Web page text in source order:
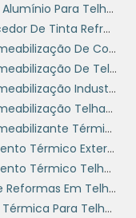
pode levar a
a formação de
do ar interno.
qualificada
seleção dos
eficiente, os
térmico são
na
na eficiência
Foil De Alumínio Para Telhado Preço
Fornecedor De Tinta Refratária
Impermeabilização De Coberturas
Impermeabilização De Telhado Com Manta
Impermeabilização Industrial
Impermeabilização Telhado Preço
Impermeabilizante Térmico
Isolamento Térmico Externo Para Telhado
Isolamento Térmico Telhado Tinta
Loja De Reformas Em Telhados
Manta Térmica Para Telhado